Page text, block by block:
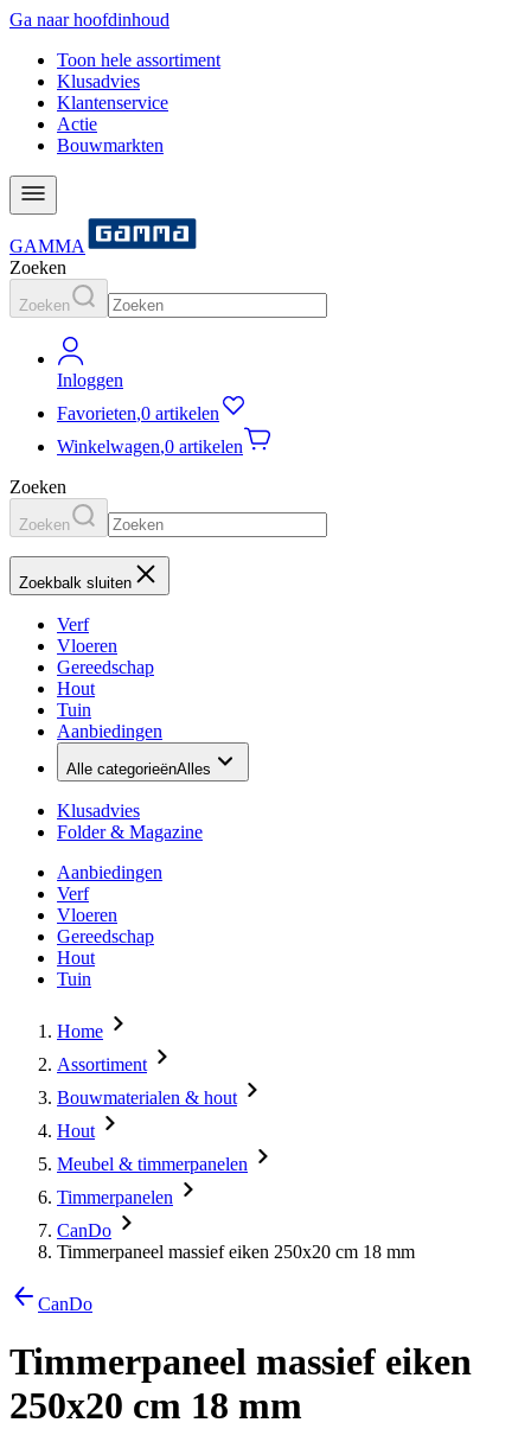
Ga naar hoofdinhoud
Toon hele assortiment
Klusadvies
Klantenservice
Actie
Bouwmarkten
GAMMA
Zoeken
Zoeken
Inloggen
Favorieten,0 artikelen
Winkelwagen,0 artikelen
Zoeken
Zoeken
Zoekbalk sluiten
Verf
Vloeren
Gereedschap
Hout
Tuin
Aanbiedingen
Alle categorieënAlles
Klusadvies
Folder & Magazine
Aanbiedingen
Verf
Vloeren
Gereedschap
Hout
Tuin
Home
Assortiment
Bouwmaterialen & hout
Hout
Meubel & timmerpanelen
Timmerpanelen
CanDo
Timmerpaneel massief eiken 250x20 cm 18 mm
CanDo
Timmerpaneel massief eiken
250x20 cm 18 mm